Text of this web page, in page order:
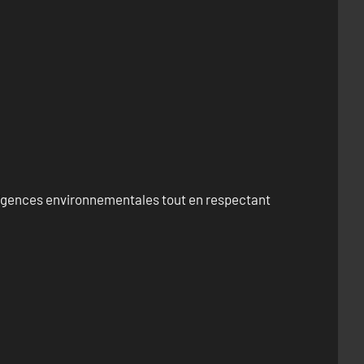
environnementales tout en respectant